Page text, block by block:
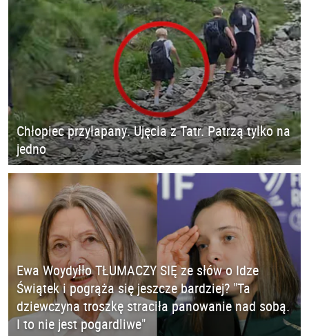
Chłopiec przyłapany. Ujęcia z Tatr. Patrzą tylko na
jedno
Ewa Woydyłło TŁUMACZY SIĘ ze słów o Idze
Świątek i pogrąża się jeszcze bardziej? "Ta
dziewczyna troszkę straciła panowanie nad sobą.
I to nie jest pogardliwe"